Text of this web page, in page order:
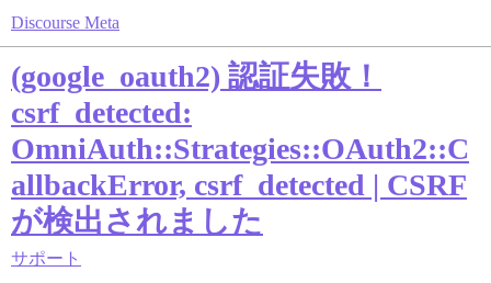
Discourse Meta
(google_oauth2) 認証失敗！
csrf_detected:
OmniAuth::Strategies::OAuth2::C
allbackError, csrf_detected | CSRF
が検出されました
サポート